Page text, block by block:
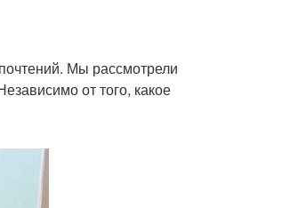
Мы рассмотрели
от того, какое